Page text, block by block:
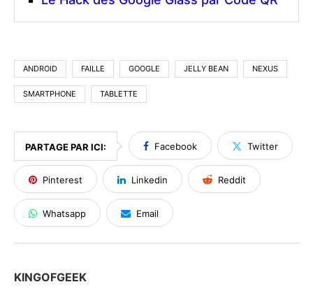
ANDROID FAILLE GOOGLE JELLY BEAN NEXUS
SMARTPHONE TABLETTE
PARTAGE PAR ICI: Facebook Twitter
Pinterest Linkedin Reddit
Whatsapp Email
KINGOFGEEK